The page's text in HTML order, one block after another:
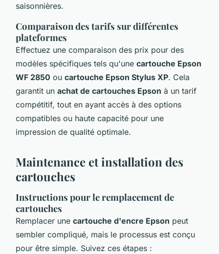
saisonnières.
Comparaison des tarifs sur différentes
plateformes
Effectuez une comparaison des prix pour des
modèles spécifiques tels qu'une cartouche Epson
WF 2850 ou cartouche Epson Stylus XP. Cela
garantit un achat de cartouches Epson à un tarif
compétitif, tout en ayant accès à des options
compatibles ou haute capacité pour une
impression de qualité optimale.
Maintenance et installation des
cartouches
Instructions pour le remplacement de
cartouches
Remplacer une cartouche d'encre Epson peut
sembler compliqué, mais le processus est conçu
pour être simple. Suivez ces étapes :